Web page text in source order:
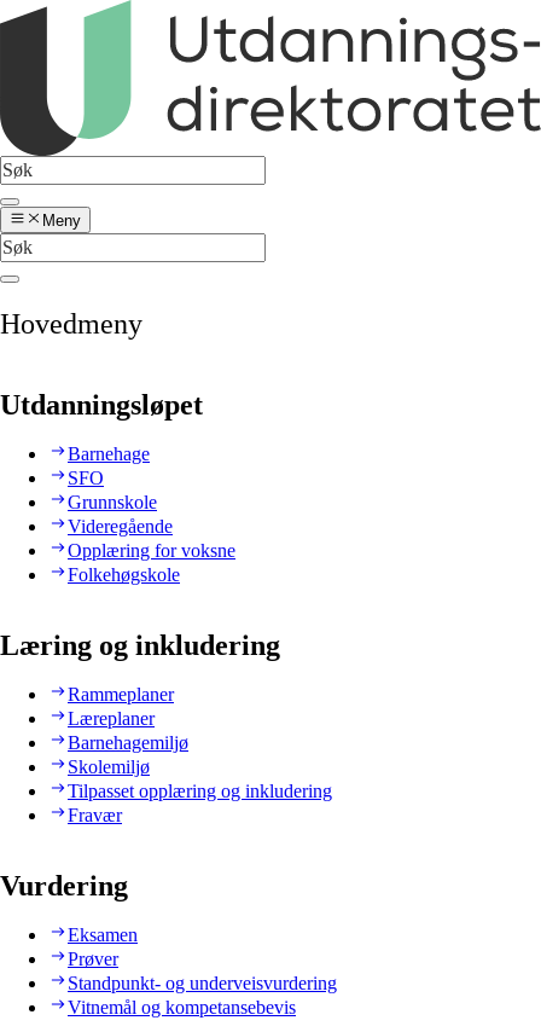
Meny
Hovedmeny
Utdanningsløpet
Barnehage
SFO
Grunnskole
Videregående
Opplæring for voksne
Folkehøgskole
Læring og inkludering
Rammeplaner
Læreplaner
Barnehagemiljø
Skolemiljø
Tilpasset opplæring og inkludering
Fravær
Vurdering
Eksamen
Prøver
Standpunkt- og underveisvurdering
Vitnemål og kompetansebevis